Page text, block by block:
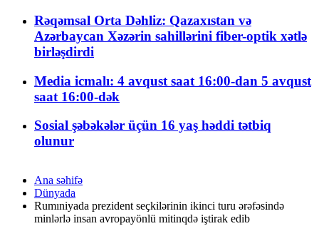
Rəqəmsal Orta Dəhliz: Qazaxıstan və
Azərbaycan Xəzərin sahillərini fiber-optik xətlə
birləşdirdi
Media icmalı: 4 avqust saat 16:00-dan 5 avqust
saat 16:00-dək
Sosial şəbəkələr üçün 16 yaş həddi tətbiq
olunur
Ana səhifə
Dünyada
Rumıniyada prezident seçkilərinin ikinci turu ərəfəsində
minlərlə insan avropayönlü mitinqdə iştirak edib